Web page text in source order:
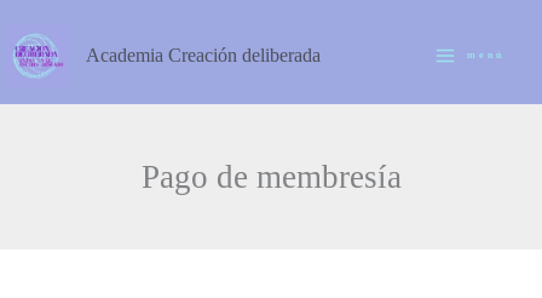
contenido
Academia Creación deliberada menú
Pago de membresía